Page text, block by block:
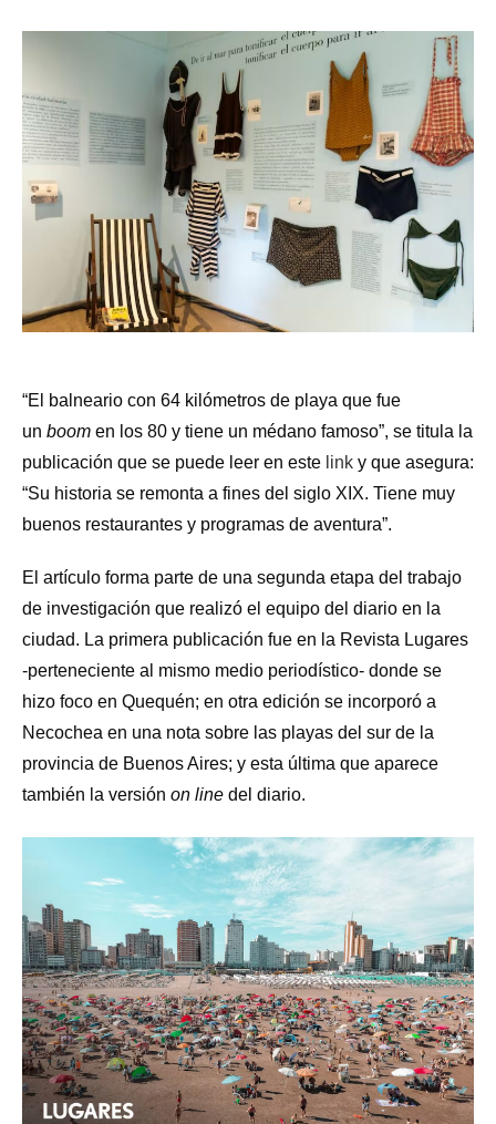
“El balneario con 64 kilómetros de playa que fue
un boom en los 80 y tiene un médano famoso”, se titula la
publicación que se puede leer en este link y que asegura:
“Su historia se remonta a fines del siglo XIX. Tiene muy
buenos restaurantes y programas de aventura”.
El artículo forma parte de una segunda etapa del trabajo
de investigación que realizó el equipo del diario en la
ciudad. La primera publicación fue en la Revista Lugares
-perteneciente al mismo medio periodístico- donde se
hizo foco en Quequén; en otra edición se incorporó a
Necochea en una nota sobre las playas del sur de la
provincia de Buenos Aires; y esta última que aparece
también la versión on line del diario.